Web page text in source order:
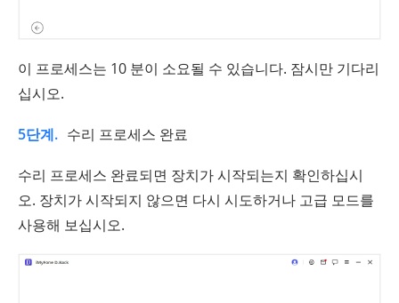
이 프로세스는 10 분이 소요될 수 있습니다. 잠시만 기다리
십시오.
5단계. 수리 프로세스 완료
수리 프로세스 완료되면 장치가 시작되는지 확인하십시
오. 장치가 시작되지 않으면 다시 시도하거나 고급 모드를
사용해 보십시오.